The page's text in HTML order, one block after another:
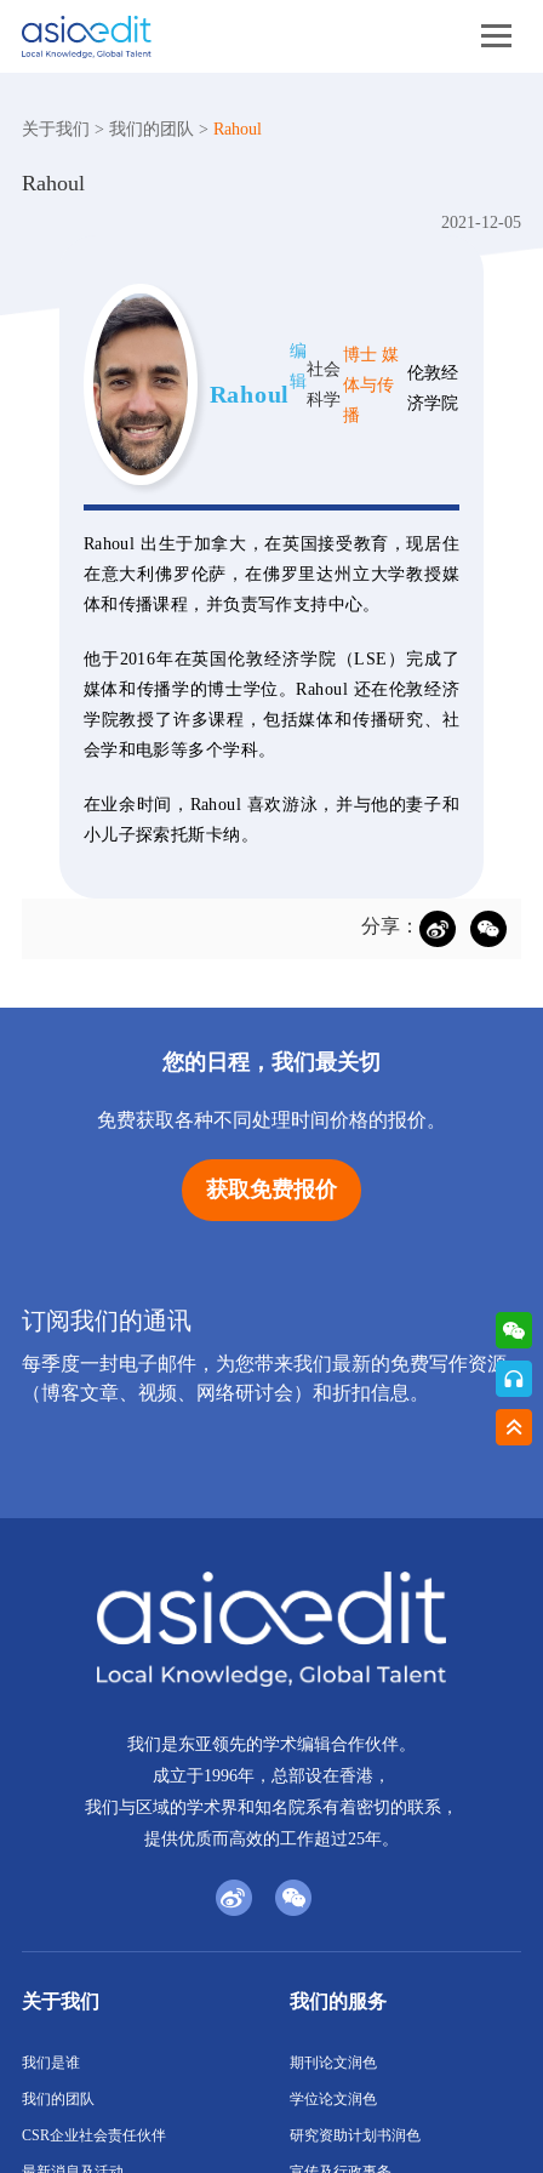
关于我们 > 我们的团队 > Rahoul
Rahoul
2021-12-05
Rahoul
编
辑
社会
科学
博士 媒
体与传
播
伦敦经
济学院
Rahoul 出生于加拿大，在英国接受教育，现居住
在意大利佛罗伦萨，在佛罗里达州立大学教授媒
体和传播课程，并负责写作支持中心。
他于2016年在英国伦敦经济学院（LSE）完成了
媒体和传播学的博士学位。Rahoul 还在伦敦经济
学院教授了许多课程，包括媒体和传播研究、社
会学和电影等多个学科。
在业余时间，Rahoul 喜欢游泳，并与他的妻子和
小儿子探索托斯卡纳。
分享：
您的日程，我们最关切
免费获取各种不同处理时间价格的报价。
获取免费报价
订阅我们的通讯
每季度一封电子邮件，为您带来我们最新的免费写作资源
（博客文章、视频、网络研讨会）和折扣信息。
我们是东亚领先的学术编辑合作伙伴。
成立于1996年，总部设在香港，
我们与区域的学术界和知名院系有着密切的联系，
提供优质而高效的工作超过25年。
关于我们
我们是谁
我们的团队
CSR企业社会责任伙伴
我们的服务
期刊论文润色
学位论文润色
研究资助计划书润色